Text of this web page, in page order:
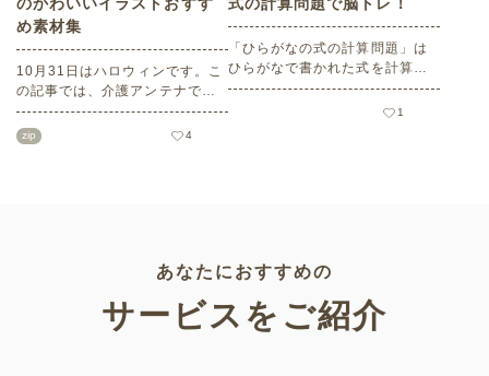
のかわいいイラストおすす
め素材集
10月31日はハロウィンです。こ
の記事では、介護アンテナで扱
う高齢者向けイラスト素材か
ら、ハロウィンにちなんだおば
zip 4
式の計算問題で脳トレ！
「ひらがなの式の計算問題」は
ひらがなで書かれた式を計算す
る問題です。想像力やワーキン
グメモリのトレーニングとして
1
あなたにおすすめの
サービスをご紹介